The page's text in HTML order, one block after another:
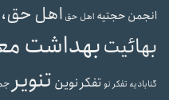
انجمن حجتیه اهل حق اهل حق،
بهائیتبهداشت
گنابادیه تفکر نوتفکر نوین تنویر